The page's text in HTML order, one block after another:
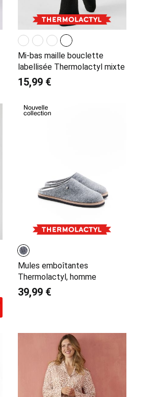
Mi-bas maille bouclette
labellisée Thermolactyl mixte
15,99 €
Mules emboîtantes
Thermolactyl, homme
39,99 €